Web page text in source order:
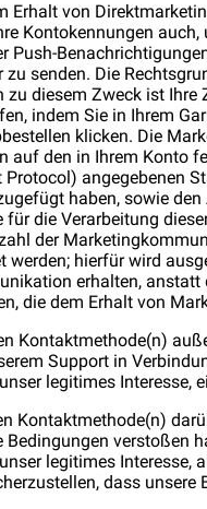
Erhalt von
Kontokennungen
Push-
zu senden. Die
zu diesem Zweck ist
indem Sie in Ihrem
klicken. Die
auf den in Ihrem Konto
Protocol) angegebenen
haben, sowie
für die Verarbeitung
der
werden; hierfür wird
erhalten,
die dem Erhalt von
Kontaktmethode(n)
Support in
legitimes Interesse,
Kontaktmethode(n)
Bedingungen verstoßen
legitimes Interesse,
dass unsere